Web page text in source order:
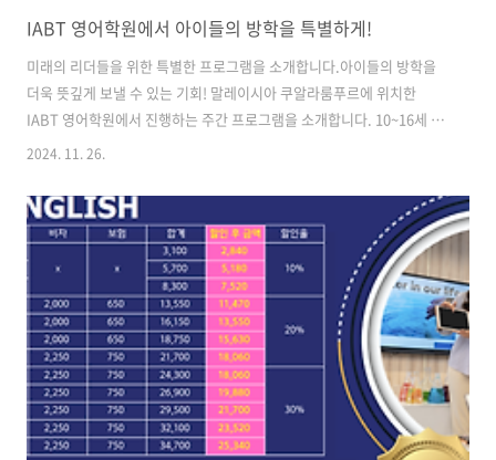
IABT 영어학원에서 아이들의 방학을 특별하게!
미래의 리더들을 위한 특별한 프로그램을 소개합니다.아이들의 방학을
더욱 뜻깊게 보낼 수 있는 기회! 말레이시아 쿠알라룸푸르에 위치한
IABT 영어학원에서 진행하는 주간 프로그램을 소개합니다. 10~16세 어
린이와 청소년을 위한 이 프로그램은 새로운 기술과 자신감을 심어주며,
말레이모가 강력 추천하는 IABT 영어학원의 특별 프로그램을 놓치지 마
세요!📅 프로그램 기간 및 위치기간: 2024년 11월 25일 ~ 12월 20일장
소: IABT 영어학원 : L10, Sheraton, Imperial Kuala Lumpur Hotel,
Jln Sultan Ismail, Chow Kit, 50250 Kuala Lumpur, Malaysia대상
..
2024. 11. 26.